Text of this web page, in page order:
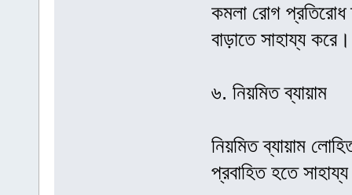
কমলা রোগ প্রতিরোধ
বাড়াতে সাহায্য
৬. নিয়মিত ব্যায়াম
নিয়মিত ব্যায়াম
প্রবাহিত হতে